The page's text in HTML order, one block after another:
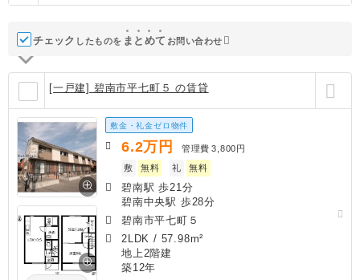
チェック したものを ま と めて お問い合わせ
[一戸建] 碧南市平七町５ の賃貸
敷金・礼金ゼロ物件
6.2万円 管理費 3,800円
敷
無料 礼 無料
碧南駅 歩21分
碧南中央駅 歩28分
碧南市平七町５
2LDK / 57.98m²
地上2階建
築12年